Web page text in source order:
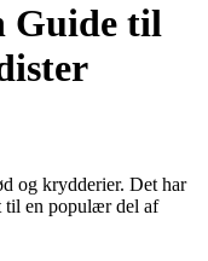
Guide til
og krydderier. Det har
til en populær del af